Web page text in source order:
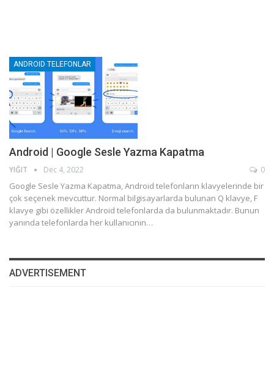
ANDROID TELEFONLAR
Android | Google Sesle Yazma Kapatma
YIĞIT Dec 4, 2022 0
Google Sesle Yazma Kapatma, Android telefonların klavyelerinde bir
çok seçenek mevcuttur. Normal bilgisayarlarda bulunan Q klavye, F
klavye gibi özellikler Android telefonlarda da bulunmaktadır. Bunun
yanında telefonlarda her kullanıcının…
ADVERTISEMENT